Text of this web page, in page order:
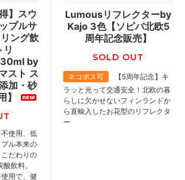
】スウ
プルサ
ング飲
リ
by
スト ス
加・砂
】
使用、低
ル本来の
だわりの
飲料。
用で、健
Lumousリフレクターby
Kajo 3色【ソピバ北欧5
周年記念販売】
SOLD OUT
ネコポス可
【5周年記念】キ
ラッと光って交通安全！北欧の暮
らしに欠かせないフィンランドか
ら直輸入したお花型のリフレクタ
ー